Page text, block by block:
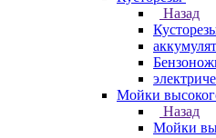
Назад
Мойки
Назад
Мойки